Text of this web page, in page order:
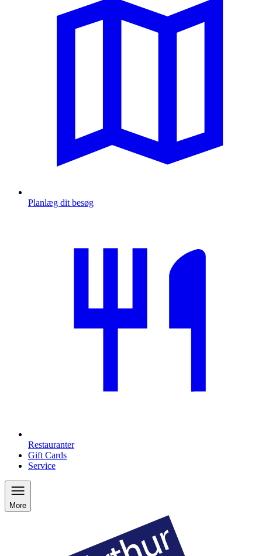
Planlæg dit besøg
Restauranter
Gift Cards
Service
More